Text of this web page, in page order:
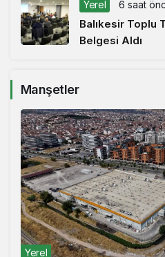
Yerel 6 saat
Balıkesir Toplu
Belgesi Aldı
Manşetler
Yerel